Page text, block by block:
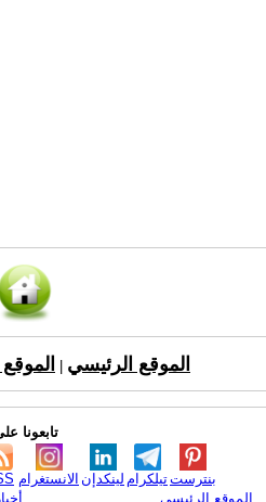
الموقع الرئيسي
تابعونا
الانستغرام لينكدإن تيلكرامبنترست
الموقع الرئيسي